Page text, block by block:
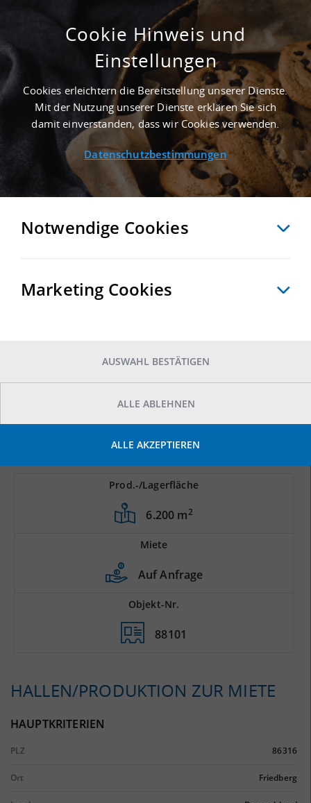
6.200 M² GEWERBEIMMOBILIE IN
FRIEDBERG NAHE
GÜTERVERKEHRSZENTRUM DUSS-TERMINAL
AUGSBURG-OBERHAUSEN - LANDKREIS
AICHACH-FRIEDBERG
Immobiliensuche/Detailansicht
ZURÜCK MERKEN VERGLEICHEN
Prod.-/Lagerfläche
6.200 m2
Miete
Auf Anfrage
Objekt-Nr.
88101
HALLEN/PRODUKTION ZUR MIETE
HAUPTKRITERIEN
PLZ 86316
Ort Friedberg
Cookie Hinweis und
Einstellungen
Cookies erleichtern die Bereitstellung unserer Dienste.
Mit der Nutzung unserer Dienste erklären Sie sich
damit einverstanden, dass wir Cookies verwenden.
Datenschutzbestimmungen
Notwendige Cookies
Marketing Cookies
AUSWAHL BESTÄTIGEN
ALLE ABLEHNEN
ALLE AKZEPTIEREN